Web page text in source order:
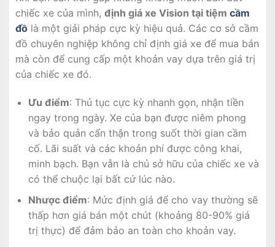
chiếc xe của mình, định giá xe Vision tại tiệm cầm
đồ là một giải pháp cực kỳ hiệu quả. Các cơ sở cầm
đồ chuyên nghiệp không chỉ định giá xe để mua bán
mà còn để cung cấp một khoản vay dựa trên giá trị
của chiếc xe đó.
Ưu điểm: Thủ tục cực kỳ nhanh gọn, nhận tiền
ngay trong ngày. Xe của bạn được niêm phong
và bảo quản cẩn thận trong suốt thời gian cầm
cố. Lãi suất và các khoản phí được công khai,
minh bạch. Bạn vẫn là chủ sở hữu của chiếc xe và
có thể chuộc lại bất cứ lúc nào.
Nhược điểm: Mức định giá để cho vay thường sẽ
thấp hơn giá bán một chút (khoảng 80-90% giá
trị thực) để đảm bảo an toàn cho khoản vay.